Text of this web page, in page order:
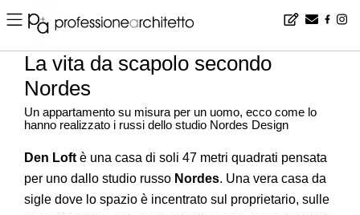
Home ▪ design ▪ progetti ▪ La vita da scapolo secondo Nordes
La vita da scapolo secondo
Nordes
Un appartamento su misura per un uomo, ecco come lo
hanno realizzato i russi dello studio Nordes Design
Den Loft è una casa di soli 47 metri quadrati pensata
per uno dallo studio russo Nordes. Una vera casa da
sigle dove lo spazio è incentrato sul proprietario, sulle